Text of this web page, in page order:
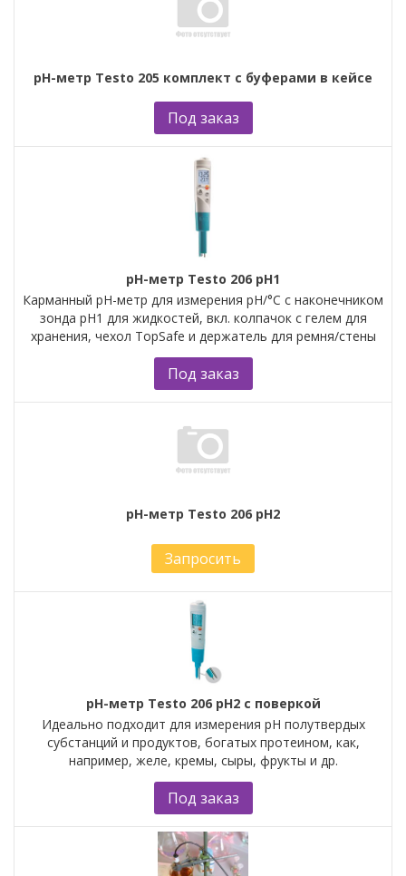
рН-метр Testo 205 комплект с буферами в кейсе
Под заказ
рН-метр Testo 206 рН1
Карманный pH-метр для измерения pH/°C с наконечником
зонда pH1 для жидкостей, вкл. колпачок с гелем для
хранения, чехол TopSafe и держатель для ремня/стены
Под заказ
рН-метр Testo 206 рН2
Запросить
рН-метр Testo 206 рН2 с поверкой
Идеально подходит для измерения pH полутвердых
субстанций и продуктов, богатых протеином, как,
например, желе, кремы, сыры, фрукты и др.
Под заказ